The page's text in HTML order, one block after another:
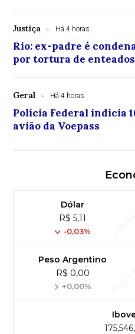
Justiça Há 4 horas
Rio: ex-padre é
por tortura de enteados
Geral Há 4 horas
Polícia Federal indicia
avião da Voepass
Dólar
R$ 5,11
-0,03%
Peso Argentino
R$ 0,00
+0,00%